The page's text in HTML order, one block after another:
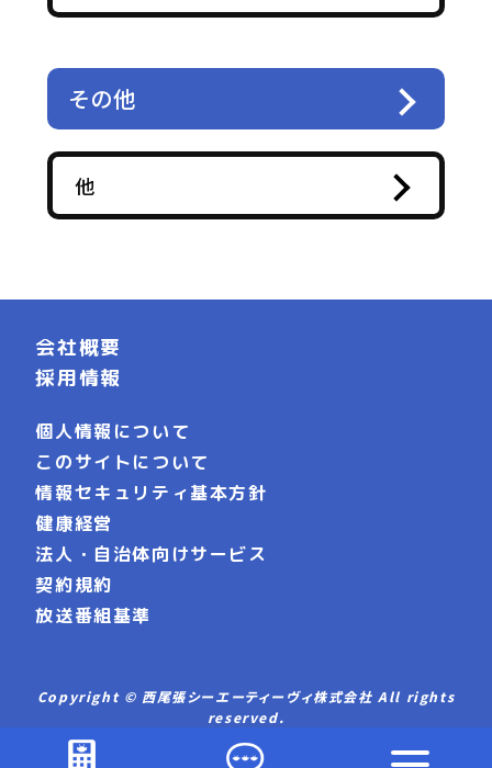
その他
他
会社概要
採用情報
個人情報について
このサイトについて
情報セキュリティ基本方針
健康経営
法人・自治体向けサービス
契約規約
放送番組基準
Copyright © 西尾張シーエーティーヴィ株式会社 All rights
reserved.